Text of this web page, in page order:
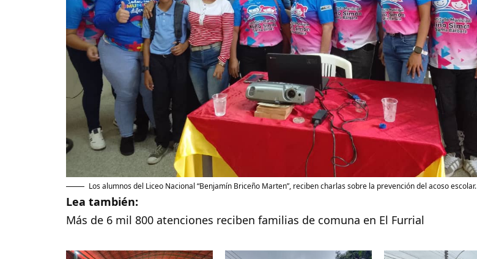
Los alumnos del Liceo Nacional “Benjamín Briceño Marten”, reciben charlas sobre la prevención del acoso escolar.
Lea también:
Más de 6 mil 800 atenciones reciben familias de comuna en El Furrial